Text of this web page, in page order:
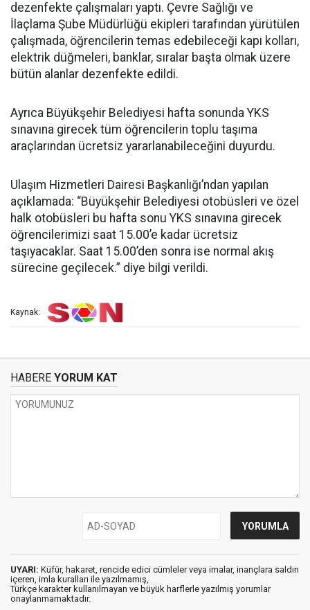
dezenfekte çalışmaları yaptı. Çevre Sağlığı ve
İlaçlama Şube Müdürlüğü ekipleri tarafından yürütülen
çalışmada, öğrencilerin temas edebileceği kapı kolları,
elektrik düğmeleri, banklar, sıralar başta olmak üzere
bütün alanlar dezenfekte edildi.
Ayrıca Büyükşehir Belediyesi hafta sonunda YKS
sınavına girecek tüm öğrencilerin toplu taşıma
araçlarından ücretsiz yararlanabileceğini duyurdu.
Ulaşım Hizmetleri Dairesi Başkanlığı’ndan yapılan
açıklamada: “Büyükşehir Belediyesi otobüsleri ve özel
halk otobüsleri bu hafta sonu YKS sınavına girecek
öğrencilerimizi saat 15.00’e kadar ücretsiz
taşıyacaklar. Saat 15.00’den sonra ise normal akış
sürecine geçilecek.” diye bilgi verildi.
Kaynak:
HABERE YORUM KAT
UYARI: Küfür, hakaret, rencide edici cümleler veya imalar, inançlara saldırı
içeren, imla kuralları ile yazılmamış,
Türkçe karakter kullanılmayan ve büyük harflerle yazılmış yorumlar
onaylanmamaktadır.